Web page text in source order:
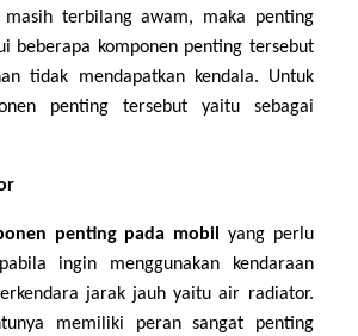
masih terbilang awam, maka penting
beberapa komponen penting tersebut
tidak mendapatkan kendala. Untuk
penting tersebut yaitu sebagai
penting pada mobil yang perlu
ingin menggunakan kendaraan
jarak jauh yaitu air radiator.
memiliki peran sangat penting